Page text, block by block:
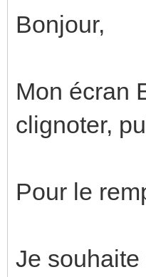
Bonjour,
Mon écran
clignoter,
Pour le
Je